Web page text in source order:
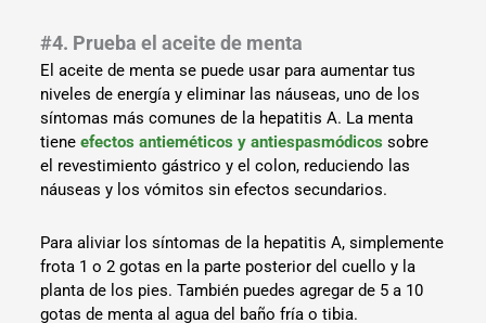
#4. Prueba el aceite de menta
El aceite de menta se puede usar para aumentar tus
niveles de energía y eliminar las náuseas, uno de los
síntomas más comunes de la hepatitis A. La menta
tieneefectos antieméticos y antiespasmódicos sobre
el revestimiento gástrico y el colon, reduciendo las
náuseas y los vómitos sin efectos secundarios.
Para aliviar los síntomas de la hepatitis A, simplemente
frota 1 o 2 gotas en la parte posterior del cuello y la
planta de los pies. También puedes agregar de 5 a 10
gotas de menta al agua del baño fría o tibia.